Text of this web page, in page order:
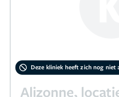
Deze kliniek heeft zich nog niet
Alizonne,